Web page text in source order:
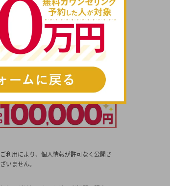
次へ進む
利用により、個人情報が許可なく公開さ
いません。